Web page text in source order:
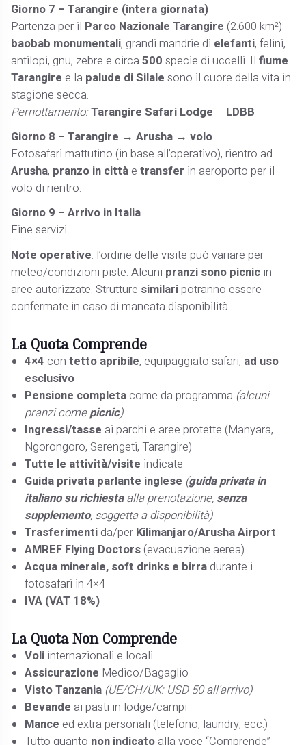
Giorno 7 – Tarangire (intera giornata)
Partenza per il Parco Nazionale Tarangire (2.600 km²):
baobab monumentali, grandi mandrie di elefanti, felini,
antilopi, gnu, zebre e circa500 specie di uccelli. Ilfiume
Tarangire e la palude di Silale sono il cuore della vita in
stagione secca.
Pernottamento:Tarangire Safari Lodge – LDBB
Giorno 8 – Tarangire → Arusha → volo
Fotosafari mattutino (in base all’operativo), rientro ad
Arusha, pranzo in cittàetransfer in aeroporto per il
volo di rientro.
Giorno 9 – Arrivo in Italia
Fine servizi.
Note operative: l’ordine delle visite può variare per
meteo/condizioni piste. Alcuni pranzi sono picnic in
aree autorizzate. Strutture similaripotranno essere
confermate in caso di mancata disponibilità.
La Quota Comprende
4×4 contetto apribile, equipaggiato safari, ad uso
esclusivo
Pensione completacome da programma (alcuni
pranzi comepicnic)
Ingressi/tasse ai parchi e aree protette (Manyara,
Ngorongoro, Serengeti, Tarangire)
Tutte le attività/visite indicate
Guida privata parlante inglese (guida privata in
italiano su richiestaalla prenotazione, senza
supplemento, soggetta a disponibilità)
Trasferimenti da/per Kilimanjaro/Arusha Airport
AMREF Flying Doctors (evacuazione aerea)
Acqua minerale, soft drinks e birra durante i
fotosafari in 4×4
IVA (VAT 18%)
La Quota Non Comprende
Voli internazionali e locali
Assicurazione Medico/Bagaglio
Visto Tanzania (UE/CH/UK: USD 50 all’arrivo)
Bevande ai pasti in lodge/campi
Mance ed extra personali (telefono, laundry, ecc.)
Tutto quanto non indicato alla voce “Comprende”